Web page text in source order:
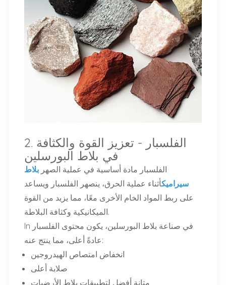
2. الفلسبار - تعزيز القوة والكثافة
في بلاط البورسلين
الفلسبار مادة أساسية في عملية الصهربلاط
سيراميكأثناء عملية الحرق، ينصهر الفلسبار ويساعد
على ربط المواد الخام الأخرى معًا، مما يزيد من القوة
الميكانيكية وكثافة البلاطة.
In في صناعة بلاط البورسلين، يكون محتوى الفلسبار
عادةً أعلى، مما ينتج عنه:
انخفاض امتصاص الهيدروجين
صلابة أعلى
متانة أفضل لتطبيقات بلاط الأرضيات